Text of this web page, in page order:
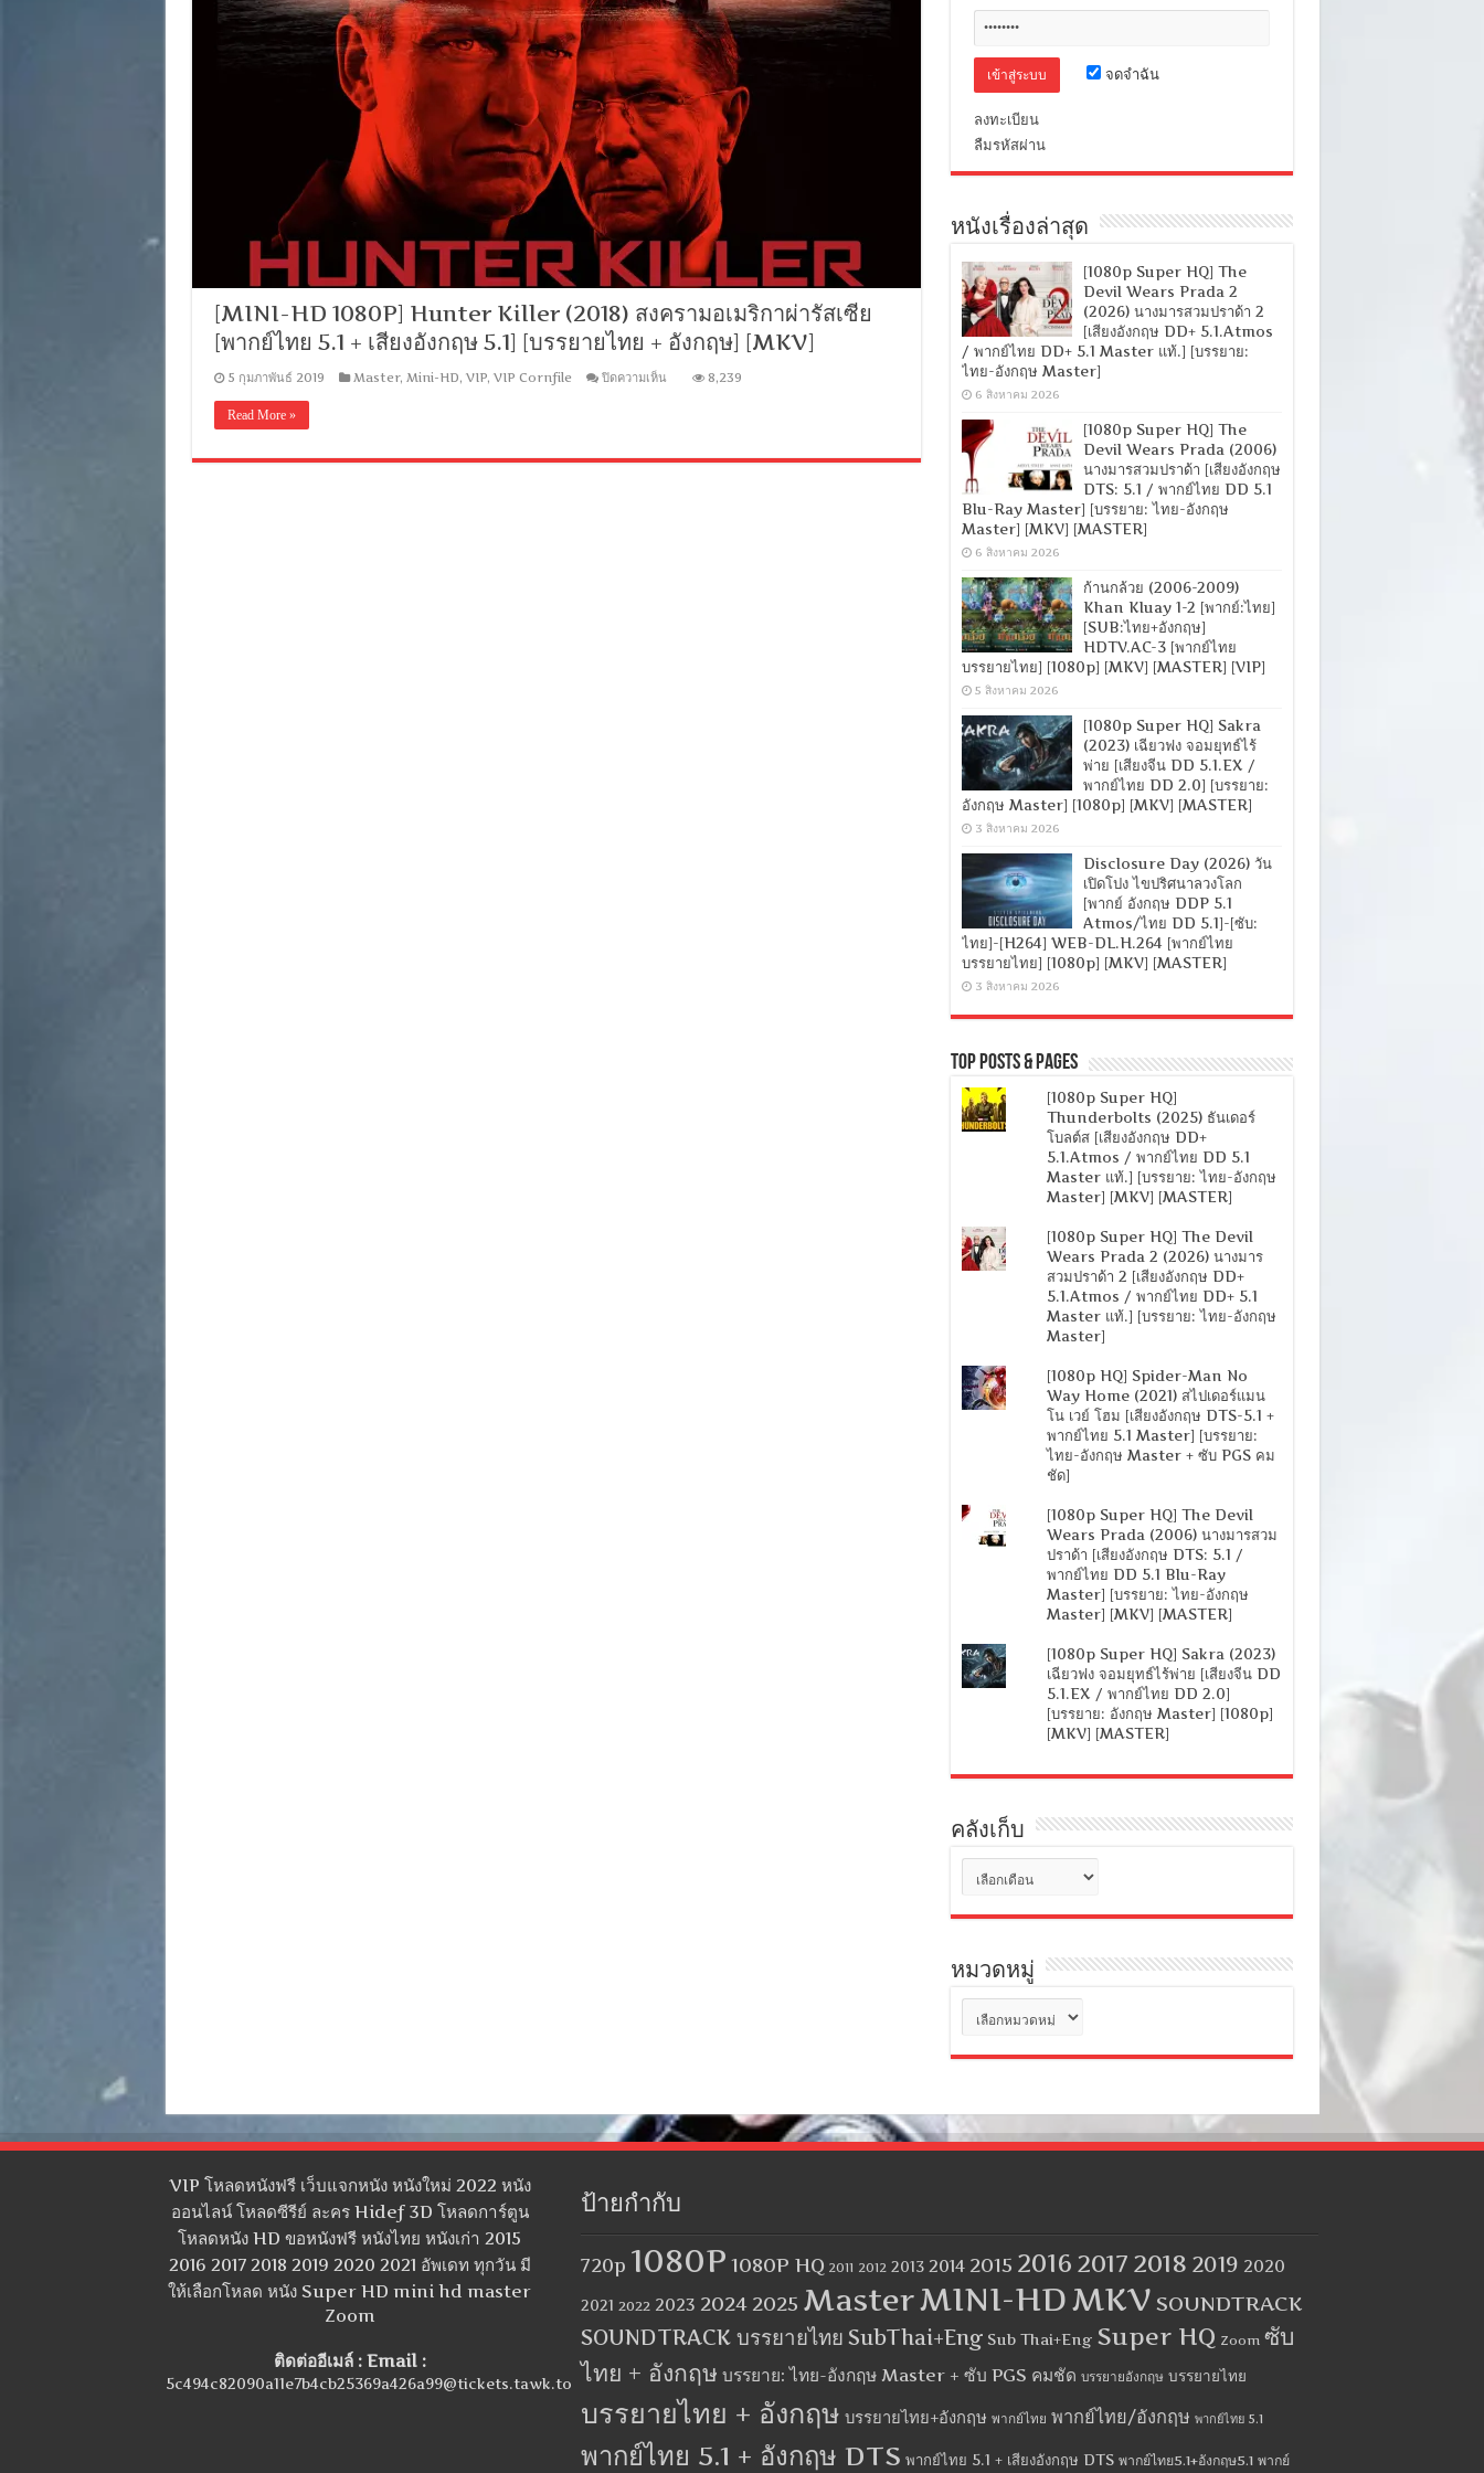
[MINI-HD 1080P] Hunter Killer (2018) สงครามอเมริกาผ่ารัสเซีย
[พากย์ไทย 5.1 + เสียงอังกฤษ 5.1] [บรรยายไทย + อังกฤษ] [MKV]
5 กุมภาพันธ์ 2019 Master, Mini-HD, VIP, VIP Cornfile ปิดความเห็นบน
Killer
8,239
Read More »
จดจำฉัน
ลงทะเบียน
ลืมรหัสผ่าน
หนังเรื่องล่าสุด
[1080p Super HQ] The
Devil Wears Prada 2
(2026) นางมารสวมปราด้า 2
[เสียงอังกฤษ DD+ 5.1.Atmos
/ พากย์ไทย DD+ 5.1 Master แท้.] [บรรยาย:
ไทย-อังกฤษ Master]
6 สิงหาคม 2026
[1080p Super HQ] The
Devil Wears Prada (2006)
นางมารสวมปราด้า [เสียงอังกฤษ
DTS: 5.1 / พากย์ไทย DD 5.1
Blu-Ray Master] [บรรยาย: ไทย-อังกฤษ
Master] [MKV] [MASTER]
6 สิงหาคม 2026
ก้านกล้วย (2006-2009)
Khan Kluay 1-2 [พากย์:ไทย]
[SUB:ไทย+อังกฤษ]
HDTV.AC-3 [พากย์ไทย
บรรยายไทย] [1080p] [MKV] [MASTER] [VIP]
5 สิงหาคม 2026
[1080p Super HQ] Sakra
(2023) เฉียวฟง จอมยุทธ์ไร้
พ่าย [เสียงจีน DD 5.1.EX /
พากย์ไทย DD 2.0] [บรรยาย:
อังกฤษ Master] [1080p] [MKV] [MASTER]
3 สิงหาคม 2026
Disclosure Day (2026) วัน
เปิดโปง ไขปริศนาลวงโลก
[พากย์ อังกฤษ DDP 5.1
Atmos/ไทย DD 5.1]-[ซับ:
ไทย]-[H264] WEB-DL.H.264 [พากย์ไทย
บรรยายไทย] [1080p] [MKV] [MASTER]
3 สิงหาคม 2026
Top Posts & Pages
[1080p Super HQ]
Thunderbolts (2025) ธันเดอร์
โบลต์ส [เสียงอังกฤษ DD+
5.1.Atmos / พากย์ไทย DD 5.1
Master แท้.] [บรรยาย: ไทย-อังกฤษ
Master] [MKV] [MASTER]
[1080p Super HQ] The Devil
Wears Prada 2 (2026) นางมาร
สวมปราด้า 2 [เสียงอังกฤษ DD+
5.1.Atmos / พากย์ไทย DD+ 5.1
Master แท้.] [บรรยาย: ไทย-อังกฤษ
Master]
[1080p HQ] Spider-Man No
Way Home (2021) สไปเดอร์แมน
โน เวย์ โฮม [เสียงอังกฤษ DTS-5.1 +
พากย์ไทย 5.1 Master] [บรรยาย:
ไทย-อังกฤษ Master + ซับ PGS คม
ชัด]
[1080p Super HQ] The Devil
Wears Prada (2006) นางมารสวม
ปราด้า [เสียงอังกฤษ DTS: 5.1 /
พากย์ไทย DD 5.1 Blu-Ray
Master] [บรรยาย: ไทย-อังกฤษ
Master] [MKV] [MASTER]
[1080p Super HQ] Sakra (2023)
เฉียวฟง จอมยุทธ์ไร้พ่าย [เสียงจีน DD
5.1.EX / พากย์ไทย DD 2.0]
[บรรยาย: อังกฤษ Master] [1080p]
[MKV] [MASTER]
คลังเก็บ
เก็บ
หมวดหมู่
หมู่
VIP โหลดหนังฟรี เว็บแจกหนัง หนังใหม่ 2022 หนัง
ออนไลน์ โหลดซีรีย์ ละคร Hidef 3D โหลดการ์ตูน
โหลดหนัง HD ขอหนังฟรี หนังไทย หนังเก่า 2015
2016 2017 2018 2019 2020 2021 อัพเดท ทุกวัน มี
ให้เลือกโหลด หนัง Super HD mini hd master
Zoom
ติดต่ออีเมล์ : Email :
5c494c82090a11e7b4cb25369a426a99@tickets.tawk.to
ป้ายกำกับ
720p 1080P 1080P HQ 2011 2012 2013 2014 2015 2016 2017 2018 2019 2020
2021 2022 2023 2024 2025 MasterMINI-HDMKV SOUNDTRACK
SOUNDTRACK บรรยายไทย SubThai+Eng Sub Thai+Eng Super HQ Zoom ซับ
ไทย + อังกฤษ บรรยาย: ไทย-อังกฤษ Master + ซับ PGS คมชัด บรรยายอังกฤษ บรรยายไทย
บรรยายไทย + อังกฤษ บรรยายไทย+อังกฤษ พากย์ไทย พากย์ไทย/อังกฤษ พากย์ไทย 5.1
พากย์ไทย 5.1 + อังกฤษ DTS พากย์ไทย 5.1 + เสียงอังกฤษ DTS พากย์ไทย5.1+อังกฤษ5.1 พากย์